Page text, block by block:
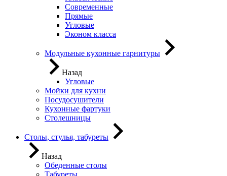
Современные
Прямые
Угловые
Эконом класса
Модульные кухонные гарнитуры
Назад
Угловые
Мойки для кухни
Посудосушители
Кухонные фартуки
Столешницы
Столы, стулья, табуреты
Назад
Обеденные столы
Табуреты